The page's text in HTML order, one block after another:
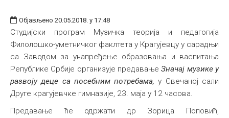
Издаваштво
Библиотека
Студенти
Међународна
Објављено 20.05.2018. у 17:48
Студијски програм Музичка теорија и педагогија
Филолошко-уметничког факлтета у Крагујевцу у сарадњи
са Заводом за унапређење образовања и васпитања
Републике Србије организује предавањеЗначај музике у
развоју деце са посебним потребама,у Свечаној сали
Друге крагујевчке гимназије, 23. маја у 12 часова.
Предавање ће одржати др Зорица Поповић,